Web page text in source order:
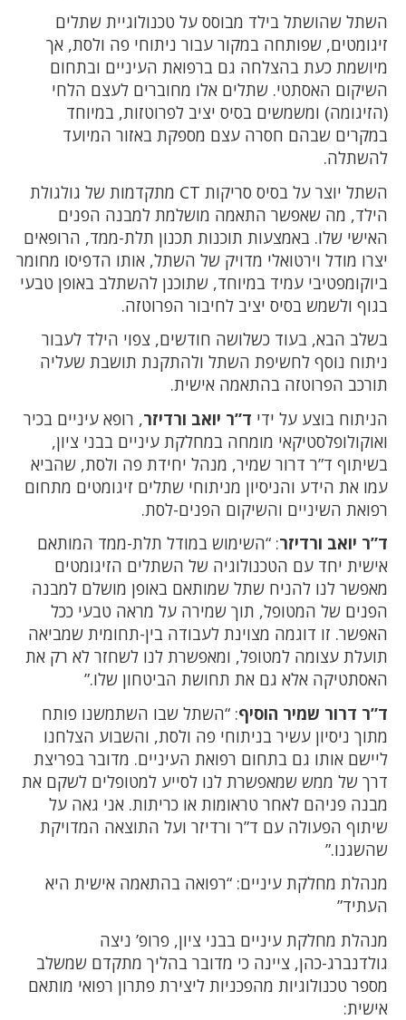
השתל שהושתל בילד מבוסס על טכנולוגיית שתלים
זיגומטים, שפותחה במקור עבור ניתוחי פה ולסת, אך
מיושמת כעת בהצלחה גם ברפואת העיניים ובתחום
השיקום האסתטי. שתלים אלו מחוברים לעצם הלחי
(הזיגומה) ומשמשים בסיס יציב לפרוטזות, במיוחד
במקרים שבהם חסרה עצם מספקת באזור המיועד
להשתלה.
השתל יוצר על בסיס סריקות CT מתקדמות של גולגולת
הילד, מה שאפשר התאמה מושלמת למבנה הפנים
האישי שלו. באמצעות תוכנות תכנון תלת-ממד, הרופאים
יצרו מודל וירטואלי מדויק של השתל, אותו הדפיסו מחומר
ביוקומפטיבי עמיד במיוחד, שתוכנן להשתלב באופן טבעי
בגוף ולשמש בסיס יציב לחיבור הפרוטזה.
בשלב הבא, בעוד כשלושה חודשים, צפוי הילד לעבור
ניתוח נוסף לחשיפת השתל ולהתקנת תושבת שעליה
תורכב הפרוטזה בהתאמה אישית.
הניתוח בוצע על ידי ד”ר יואב ורדיזר, רופא עיניים בכיר
ואוקולופלסטיקאי מומחה במחלקת עיניים בבני ציון,
בשיתוף ד”ר דרור שמיר, מנהל יחידת פה ולסת, שהביא
עמו את הידע והניסיון מניתוחי שתלים זיגומטים מתחום
רפואת השיניים והשיקום הפנים-לסת.
ד”ר יואב ורדיזר: “השימוש במודל תלת-ממד המותאם
אישית יחד עם הטכנולוגיה של השתלים הזיגומטים
מאפשר לנו להניח שתל שמותאם באופן מושלם למבנה
הפנים של המטופל, תוך שמירה על מראה טבעי ככל
האפשר. זו דוגמה מצוינת לעבודה בין-תחומית שמביאה
תועלת עצומה למטופל, ומאפשרת לנו לשחזר לא רק את
האסתטיקה אלא גם את תחושת הביטחון שלו.”
ד”ר דרור שמיר הוסיף: “השתל שבו השתמשנו פותח
מתוך ניסיון עשיר בניתוחי פה ולסת, והשבוע הצלחנו
ליישם אותו גם בתחום רפואת העיניים. מדובר בפריצת
דרך של ממש שמאפשרת לנו לסייע למטופלים לשקם את
מבנה פניהם לאחר טראומות או כריתות. אני גאה על
שיתוף הפעולה עם ד”ר ורדיזר ועל התוצאה המדויקת
שהשגנו.”
מנהלת מחלקת עיניים: “רפואה בהתאמה אישית היא
העתיד”
מנהלת מחלקת עיניים בבני ציון, פרופ’ ניצה
גולדנברג-כהן, ציינה כי מדובר בהליך מתקדם שמשלב
מספר טכנולוגיות מהפכניות ליצירת פתרון רפואי מותאם
אישית: